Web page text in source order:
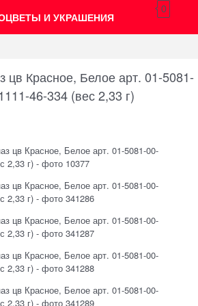
И УКРАШЕНИЯ
0
цв Красное, Белое арт. 01-5081-
46-334 (вес 2,33 г)